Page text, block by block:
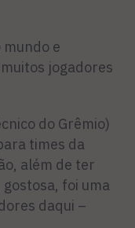
e
jogadores
do Grêmio)
times da
além de ter
foi uma
daqui –